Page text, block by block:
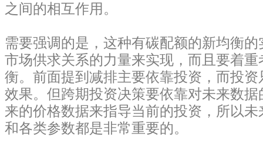
之间的相互作用。
需要强调的是，这种有碳配额的新均衡
市场供求关系的力量来实现，而且要着
衡。前面提到减排主要依靠投资，而投
效果。但跨期投资决策要依靠对未来数
来的价格数据来指导当前的投资，所以
和各类参数都是非常重要的。